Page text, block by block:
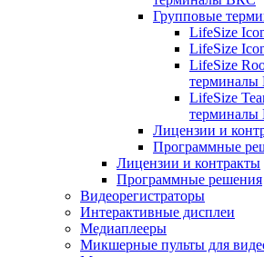
Групповые
LifeSize
LifeSize
LifeSize
LifeSize
Лицензии и
Программные
Лицензии и контракты
Программные решения
Видеорегистраторы
Интерактивные дисплеи
Медиаплееры
Микшерные пульты для